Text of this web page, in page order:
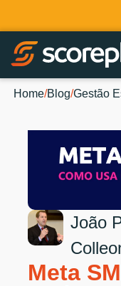
Home/Blog/Gestão
João
Meta